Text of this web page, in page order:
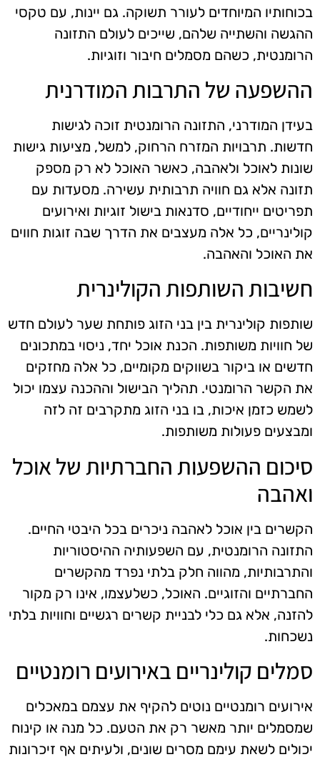
בכוחותיו המיוחדים לעורר תשוקה. גם יינות, עם טקסי
ההגשה והשתייה שלהם, שייכים לעולם התזונה
הרומנטית, כשהם מסמלים חיבור וזוגיות.
ההשפעה של התרבות המודרנית
בעידן המודרני, התזונה הרומנטית זוכה לגישות
חדשות. תרבויות המזרח הרחוק, למשל, מציעות גישות
שונות לאוכל ולאהבה, כאשר האוכל לא רק מספק
תזונה אלא גם חוויה תרבותית עשירה. מסעדות עם
תפריטים ייחודיים, סדנאות בישול זוגיות ואירועים
קולינריים, כל אלה מעצבים את הדרך שבה זוגות חווים
את האוכל והאהבה.
חשיבות השותפות הקולינרית
שותפות קולינרית בין בני הזוג פותחת שער לעולם חדש
של חוויות משותפות. הכנת אוכל יחד, ניסוי במתכונים
חדשים או ביקור בשווקים מקומיים, כל אלה מחזקים
את הקשר הרומנטי. תהליך הבישול וההכנה עצמו יכול
לשמש כזמן איכות, בו בני הזוג מתקרבים זה לזה
ומבצעים פעולות משותפות.
סיכום ההשפעות החברתיות של אוכל
ואהבה
הקשרים בין אוכל לאהבה ניכרים בכל היבטי החיים.
התזונה הרומנטית, עם השפעותיה ההיסטוריות
והתרבותיות, מהווה חלק בלתי נפרד מהקשרים
החברתיים והזוגיים. האוכל, כשלעצמו, אינו רק מקור
להזנה, אלא גם כלי לבניית קשרים רגשיים וחוויות בלתי
נשכחות.
סמלים קולינריים באירועים רומנטיים
אירועים רומנטיים נוטים להקיף את עצמם במאכלים
שמסמלים יותר מאשר רק את הטעם. כל מנה או קינוח
יכולים לשאת עימם מסרים שונים, ולעיתים אף זיכרונות